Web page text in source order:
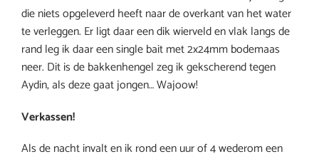
die niets opgeleverd heeft naar de overkant van het water
te verleggen. Er ligt daar een dik wierveld en vlak langs de
rand leg ik daar een single bait met 2x24mm bodemaas
neer. Dit is de bakkenhengel zeg ik gekscherend tegen
Aydin, als deze gaat jongen… Wajoow!
Verkassen!
Als de nacht invalt en ik rond een uur of 4 wederom een